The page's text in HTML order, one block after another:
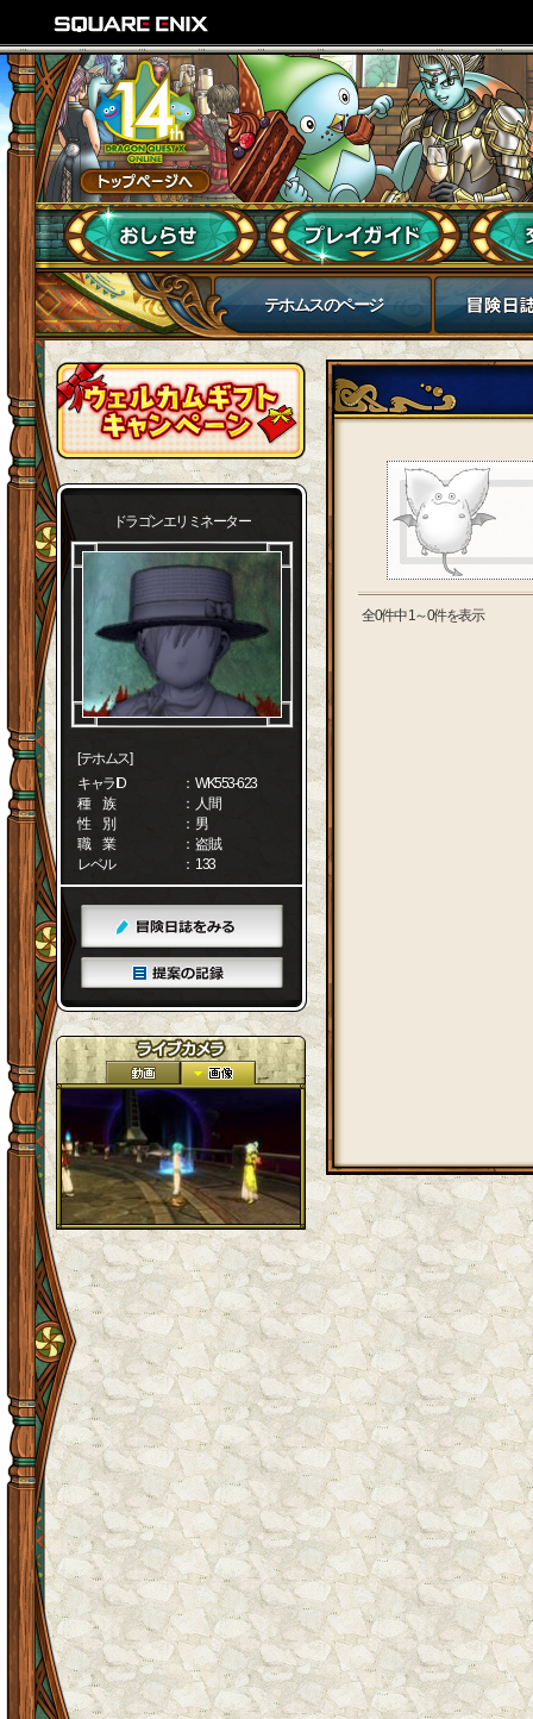
テホムスのページ
ドラゴンエリミネーター
[テホムス]
キャラID
： WK553-623
種 族
： 人間
性 別
： 男
職 業
： 盗賊
レベル
： 133
全0件中 1～0件を表示